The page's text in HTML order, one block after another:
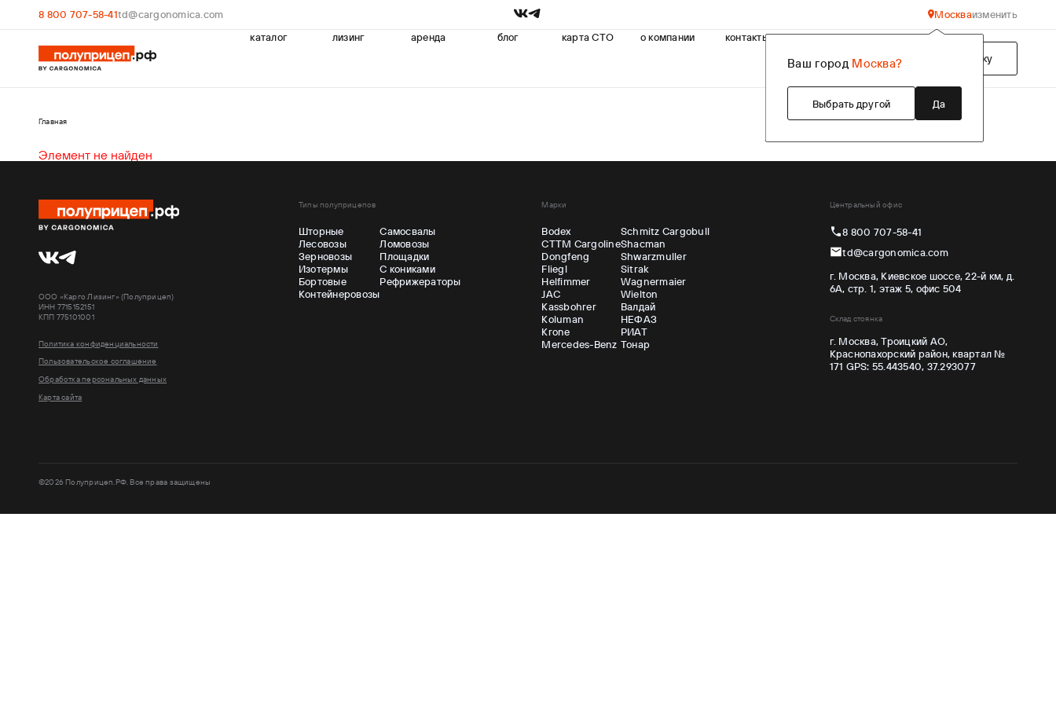
8 800 707-58-41td@cargonomica.com Москва
Ваш город Москва?
Выбрать другой Да
изменить
каталог
лизинг аренда блог карта СТО о компании
контакты
Подобрать технику
Главная
Элемент не найден
ООО «Карго Лизинг» (Полуприцеп)
ИНН 7715152151
КПП 775101001
Политика конфиденциальности
Пользовательское соглашение
Обработка персональных данных
Карта сайта
Типы полуприцепов
Шторные
Лесовозы
Зерновозы
Изотермы
Бортовые
Контейнеровозы
Самосвалы
Ломовозы
Площадки
С кониками
Рефрижераторы
Марки
Bodex
CTTM Cargoline
Dongfeng
Fliegl
Helfimmer
JAC
Kassbohrer
Koluman
Krone
Mercedes-Benz
Schmitz Cargobull
Shacman
Shwarzmuller
Sitrak
Wagnermaier
Wielton
Валдай
НЕФАЗ
РИАТ
Тонар
Центральный офис
8 800 707-58-41
td@cargonomica.com
г. Москва, Киевское шоссе, 22-й км, д.
6А, стр. 1, этаж 5, офис 504
Склад стоянка
г. Москва, Троицкий АО,
Краснопахорский район, квартал №
171 GPS: 55.443540, 37.293077
©2026 Полуприцеп.РФ. Все права защищены